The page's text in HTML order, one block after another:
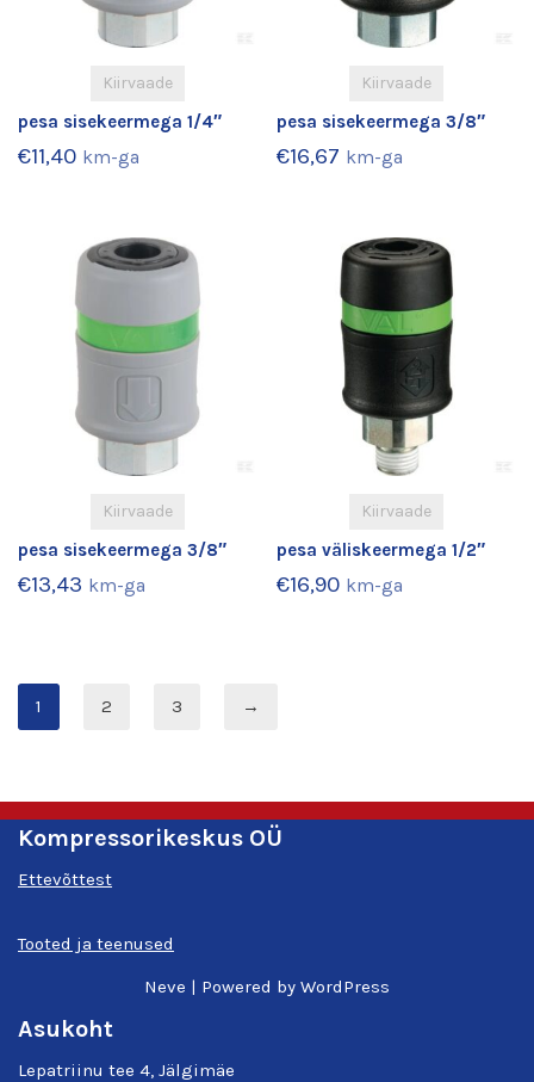
Kiirvaade
pesa sisekeermega 1/4″
€11,40 km-ga
Kiirvaade
pesa sisekeermega 3/8″
€16,67 km-ga
Kiirvaade
pesa sisekeermega 3/8″
€13,43 km-ga
Kiirvaade
pesa väliskeermega 1/2″
€16,90 km-ga
1 2 3 →
Kompressorikeskus OÜ
Ettevõttest
Tooted ja teenused
Neve | Powered by WordPress
Asukoht
Lepatriinu tee 4, Jälgimäe